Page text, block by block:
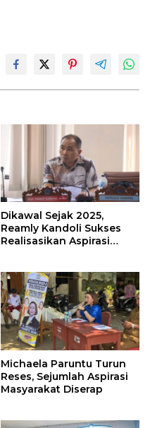
Dikawal Sejak 2025,
Reamly Kandoli Sukses
Realisasikan Aspirasi
Tahun Depan
Michaela Paruntu Turun
Reses, Sejumlah Aspirasi
Masyarakat Diserap